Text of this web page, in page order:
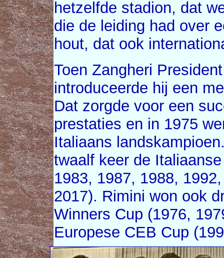
hetzelfde stadion, dat
die de leiding had over
hout, dat ook
Toen Zangheri
introduceerde hij een
Dat zorgde voor een
prestaties en in 1975
Italiaans
twaalf keer de
1983, 1987, 1988,
2017). Rimini won ook
Winners Cup (1976,
Europese CEB Cup